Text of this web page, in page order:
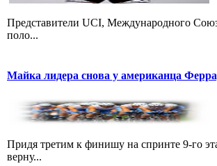
Представители UCI, Международного
поло...
Майка лидера снова у американца
Придя третим к финишу на спринте 9-го
верну...